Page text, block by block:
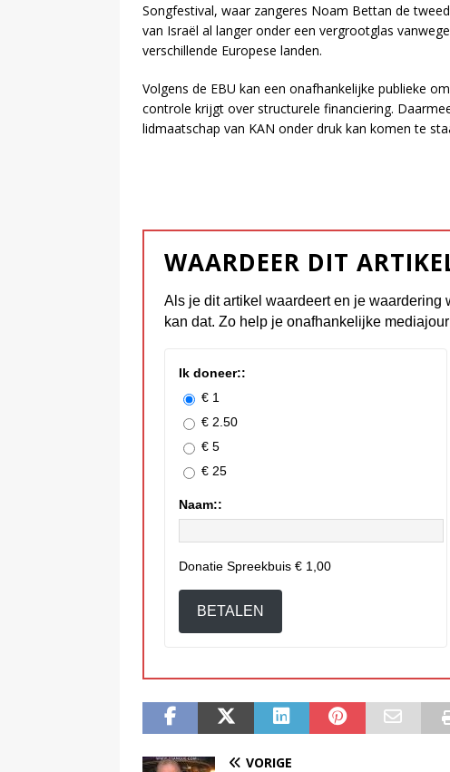
Songfestival, waar zangeres Noam Bettan de
van Israël al langer onder een vergrootglas
verschillende Europese landen.
Volgens de EBU kan een onafhankelijke publieke
controle krijgt over structurele financiering.
lidmaatschap van KAN onder druk kan komen te
WAARDEER DIT
Als je dit artikel waardeert en je
kan dat. Zo help je onafhankelijke
Ik doneer::
€ 1
€ 2.50
€ 5
€ 25
Naam::
Donatie Spreekbuis € 1,00
BETALEN
VORIGE